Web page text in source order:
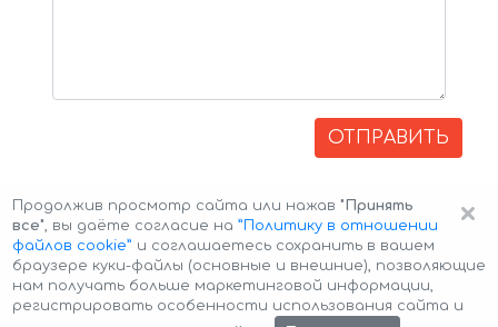
ОТПРАВИТЬ
×
Продолжив просмотр сайта или нажав "Принять
все", вы даёте согласие на ”Политику в отношении
файлов cookie” и соглашаетесь сохранить в вашем
браузере куки-файлы (основные и внешние), позволяющие
нам получать больше маркетинговой информации,
регистрировать особенности использования сайта и